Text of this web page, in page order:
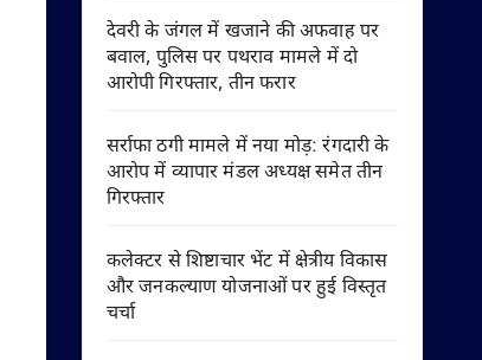
देवरी के जंगल में खजाने की अफवाह पर
बवाल, पुलिस पर पथराव मामले में दो
आरोपी गिरफ्तार, तीन फरार
सर्राफा ठगी मामले में नया मोड़: रंगदारी के
आरोप में व्यापार मंडल अध्यक्ष समेत तीन
गिरफ्तार
कलेक्टर से शिष्टाचार भेंट में क्षेत्रीय विकास
और जनकल्याण योजनाओं पर हुई विस्तृत
चर्चा